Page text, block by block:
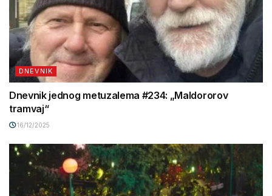
DNEVNIK
Dnevnik jednog metuzalema #234: „Maldororov
tramvaj“
16/12/2025